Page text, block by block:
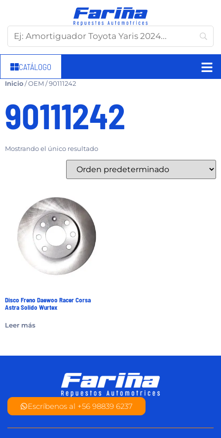
CATÁLOGO
Inicio/ OEM / 90111242
90111242
Mostrando el único resultado
Disco Freno Daewoo Racer Corsa
Astra Solido Wurtex
Leer más
Escríbenos al +56 98839 6237